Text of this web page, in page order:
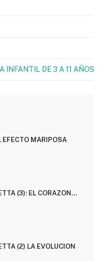
INFANTIL DE 3 A 11 AÑOS
EFECTO MARIPOSA
(3): EL CORAZON
(2) LA EVOLUCION